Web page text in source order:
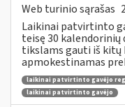
Web turinio sąrašas
Laikinai patvirtinto
teisę 30
tikslams gauti iš kitų
apmokestinamas
laikinai patvirtinto gavėjo
laikinai patvirtinto gavėjo